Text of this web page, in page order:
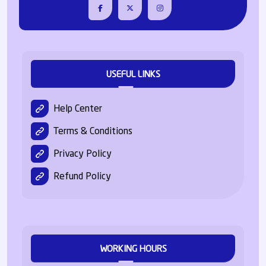
USEFUL LINKS
Help Center
Terms & Conditions
Privacy Policy
Refund Policy
WORKING HOURS